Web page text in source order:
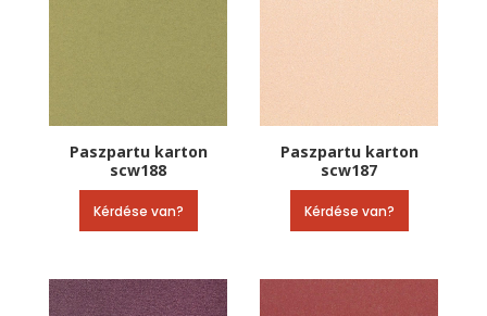
Paszpartu karton
scw188
Kérdése van?
Paszpartu karton
scw187
Kérdése van?